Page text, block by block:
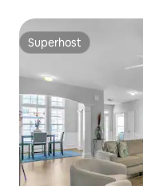
Superhost
Superhost